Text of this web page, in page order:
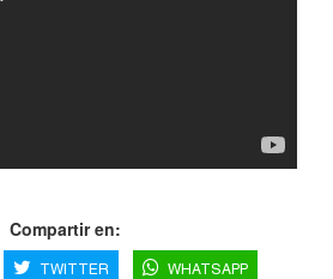
Compartir en:
TWITTER WHATSAPP